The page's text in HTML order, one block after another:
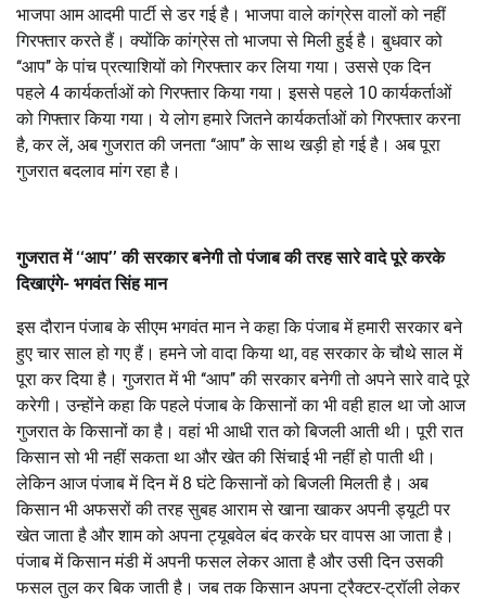
भाजपा आम आदमी पार्टी से डर गई है। भाजपा वाले कांग्रेस वालों को नहीं
गिरफ्तार करते हैं। क्योंकि कांग्रेस तो भाजपा से मिली हुई है। बुधवार को
‘‘आप’’ के पांच प्रत्याशियों को गिरफ्तार कर लिया गया। उससे एक दिन
पहले 4 कार्यकर्ताओं को गिरफ्तार किया गया। इससे पहले 10 कार्यकर्ताओं
को गिफ्तार किया गया। ये लोग हमारे जितने कार्यकर्ताओं को गिरफ्तार करना
है, कर लें, अब गुजरात की जनता ‘‘आप’’ के साथ खड़ी हो गई है। अब पूरा
गुजरात बदलाव मांग रहा है।
गुजरात में ‘‘आप’’ की सरकार बनेगी तो पंजाब की तरह सारे वादे पूरे करके
दिखाएंगे- भगवंत सिंह मान
इस दौरान पंजाब के सीएम भगवंत मान ने कहा कि पंजाब में हमारी सरकार बने
हुए चार साल हो गए हैं। हमने जो वादा किया था, वह सरकार के चौथे साल में
पूरा कर दिया है। गुजरात में भी ‘‘आप’’ की सरकार बनेगी तो अपने सारे वादे पूरे
करेगी। उन्होंने कहा कि पहले पंजाब के किसानों का भी वही हाल था जो आज
गुजरात के किसानों का है। वहां भी आधी रात को बिजली आती थी। पूरी रात
किसान सो भी नहीं सकता था और खेत की सिंचाई भी नहीं हो पाती थी।
लेकिन आज पंजाब में दिन में 8 घंटे किसानों को बिजली मिलती है। अब
किसान भी अफसरों की तरह सुबह आराम से खाना खाकर अपनी ड्यूटी पर
खेत जाता है और शाम को अपना ट्यूबवेल बंद करके घर वापस आ जाता है।
पंजाब में किसान मंडी में अपनी फसल लेकर आता है और उसी दिन उसकी
फसल तुल कर बिक जाती है। जब तक किसान अपना ट्रैक्टर-ट्रॉली लेकर